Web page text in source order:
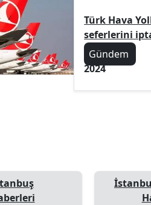
Türk Hava
seferlerini
Gündem
2024